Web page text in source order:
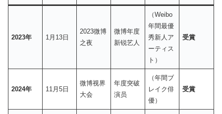
2023年 1月13日
2023微博
之夜
微博年度
新锐艺人
（Weibo
年間最優
秀新人ア
ーティス
ト）
受賞
2024年 11月5日
微博视界
大会
年度突破
演员
（年間ブ
レイク俳
優）
受賞